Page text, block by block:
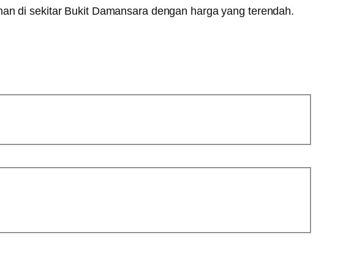
di sekitar Bukit Damansara dengan harga yang terendah.